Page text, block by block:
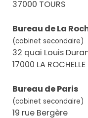
37000 TOURS
Bureau de La
(cabinet secondaire)
32 quai Louis
17000 LA ROCHELLE
Bureau de Paris
(cabinet secondaire)
19 rue Bergère